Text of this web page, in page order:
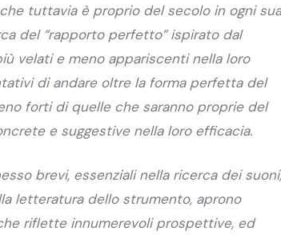
tuttavia è proprio del secolo in ogni sua
del “rapporto perfetto” ispirato dal
velati e meno appariscenti nella loro
di andare oltre la forma perfetta del
forti di quelle che saranno proprie del
e suggestive nella loro efficacia.
brevi, essenziali nella ricerca dei suoni,
letteratura dello strumento, aprono
riflette innumerevoli prospettive, ed